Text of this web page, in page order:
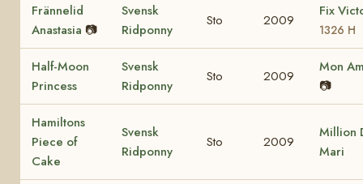
Frännelid
Anastasia 📷
Svensk
Ridponny
Sto 2009
Fix
1326 H
Half-Moon
Princess
Svensk
Ridponny
Sto 2009
Mon
📷
Hamiltons
Piece of
Cake
Svensk
Ridponny
Sto 2009
Million
Mari